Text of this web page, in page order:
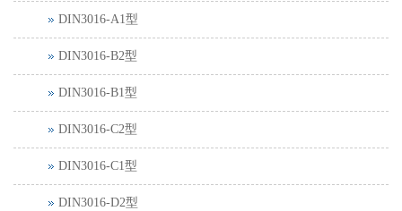
DIN3016-A1型
DIN3016-B2型
DIN3016-B1型
DIN3016-C2型
DIN3016-C1型
DIN3016-D2型